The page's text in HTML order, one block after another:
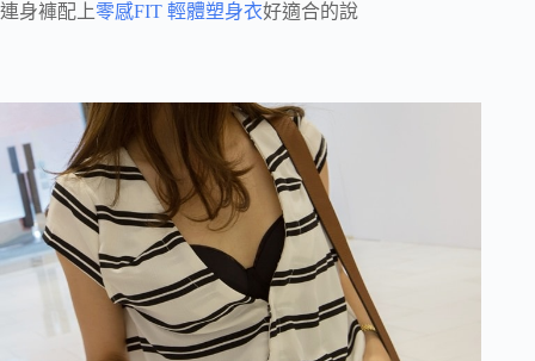
連身褲配上零感FIT 輕體塑身衣好適合的說